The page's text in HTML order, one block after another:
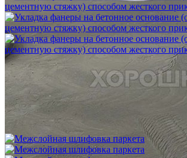
Укладка фанеры на бетонное основание
цементную стяжку) способом жесткого